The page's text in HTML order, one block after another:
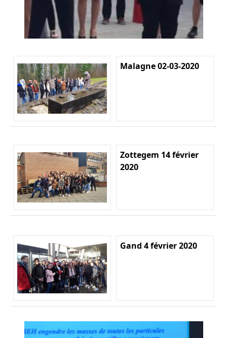
Malagne 02-03-2020
Zottegem 14 février
2020
Gand 4 février 2020